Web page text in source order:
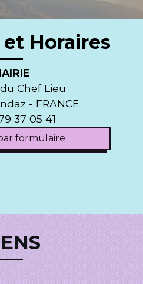
Horaires
Chef Lieu
- FRANCE
37 05 41
formulaire